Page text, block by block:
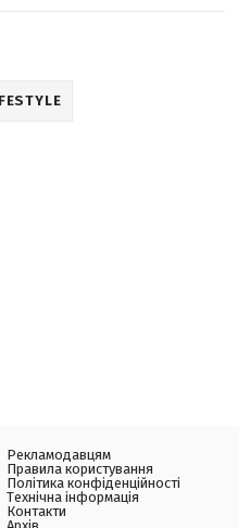
Рекламодавцям
Правила користування
Політика конфіденційності
Технічна інформація
Контакти